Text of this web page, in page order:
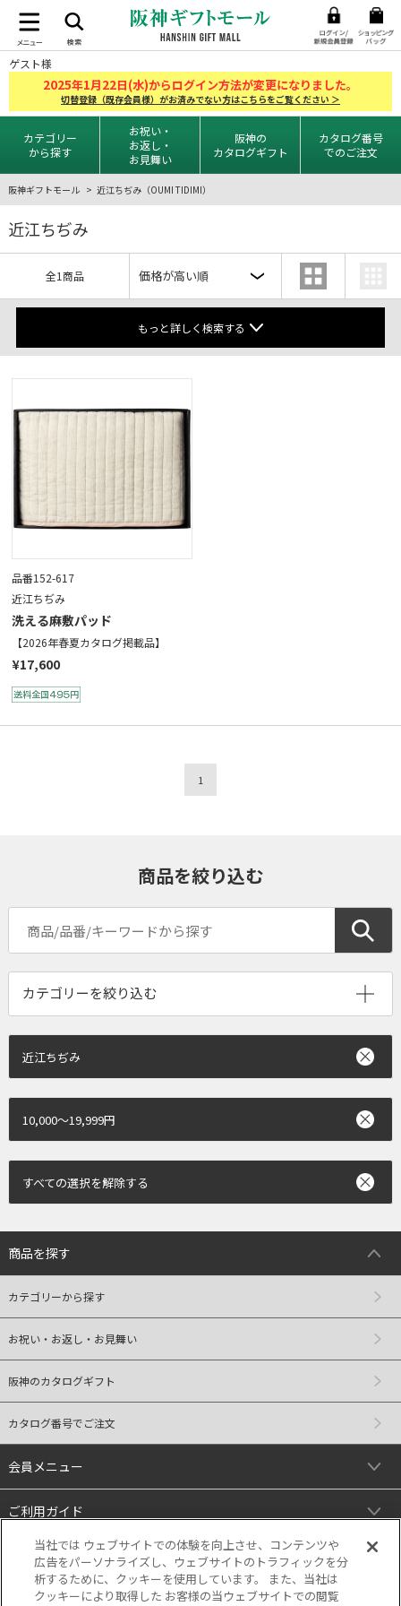
ゲスト様
2025年1月22日(水)からログイン方法が変更になりました。
切替登録（既存会員様）がお済みでない方はこちらをご覧ください ＞
カテゴリー
から探す
お祝い・
お返し・
お見舞い
阪神の
カタログギフト
カタログ番号
でのご注文
阪神ギフトモール 近江ちぢみ（OUMI TIDIMI）
近江ちぢみ
全1商品
もっと詳しく検索する
品番152-617
近江ちぢみ
洗える麻敷パッド
【2026年春夏カタログ掲載品】
¥17,600
1
商品を絞り込む
近江ちぢみ
10,000～19,999円
すべての選択を解除する
商品を探す
カテゴリーから探す
お祝い・お返し・お見舞い
阪神のカタログギフト
カタログ番号でご注文
会員メニュー
ご利用ガイド
リンク
当社では ウェブサイトでの体験を向上させ、コンテンツや
広告をパーソナライズし、ウェブサイトのトラフィックを分
析するために、クッキーを使用しています。 また、当社は
クッキーにより取得した お客様の当ウェブサイトでの閲覧